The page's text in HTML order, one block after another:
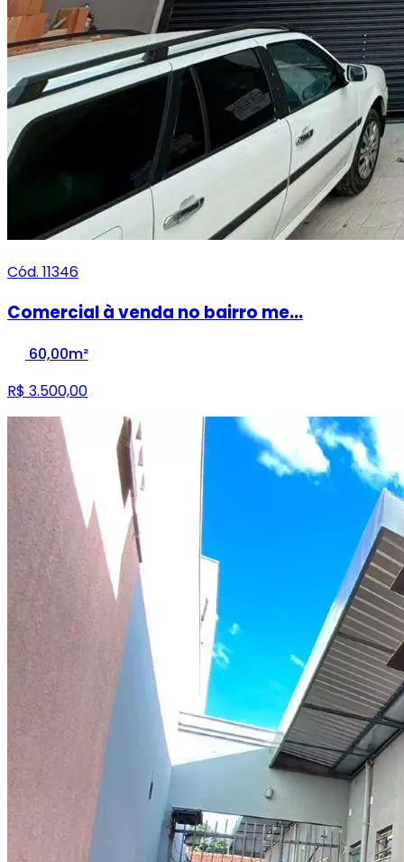
Cód. 11346
Comercial à venda no bairro me...
60,00m²
R$ 3.500,00